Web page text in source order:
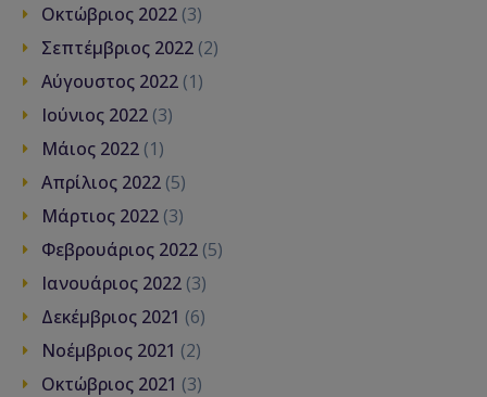
Οκτώβριος 2022 (3)
Σεπτέμβριος 2022 (2)
Αύγουστος 2022 (1)
Ιούνιος 2022 (3)
Μάιος 2022 (1)
Απρίλιος 2022 (5)
Μάρτιος 2022 (3)
Φεβρουάριος 2022 (5)
Ιανουάριος 2022 (3)
Δεκέμβριος 2021 (6)
Νοέμβριος 2021 (2)
Οκτώβριος 2021 (3)